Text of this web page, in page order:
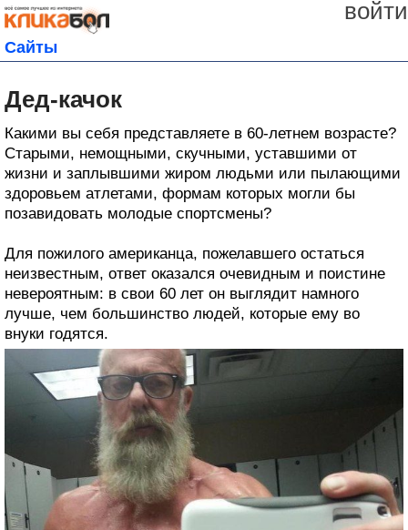
войти
Сайты
Дед-качок
Какими вы себя представляете в 60-летнем возрасте?
Старыми, немощными, скучными, уставшими от
жизни и заплывшими жиром людьми или пылающими
здоровьем атлетами, формам которых могли бы
позавидовать молодые спортсмены?
Для пожилого американца, пожелавшего остаться
неизвестным, ответ оказался очевидным и поистине
невероятным: в свои 60 лет он выглядит намного
лучше, чем большинство людей, которые ему во
внуки годятся.